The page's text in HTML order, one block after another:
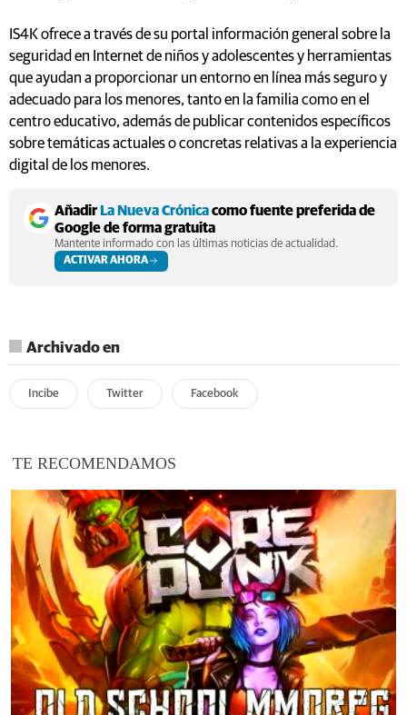
IS4K ofrece a través de su portal información general sobre la
seguridad en Internet de niños y adolescentes y herramientas
que ayudan a proporcionar un entorno en línea más seguro y
adecuado para los menores, tanto en la familia como en el
centro educativo, además de publicar contenidos específicos
sobre temáticas actuales o concretas relativas a la experiencia
digital de los menores.
AñadirLa Nueva Crónicacomo fuente preferida de
Google de forma gratuita
Mantente informado con las últimas noticias de actualidad.
ACTIVAR AHORA
Archivado en
Incibe Twitter Facebook
TE RECOMENDAMOS